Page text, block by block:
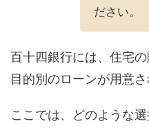
ださい。
百十四銀行には、住宅
目的別のローンが用意さ
ここでは、どのような